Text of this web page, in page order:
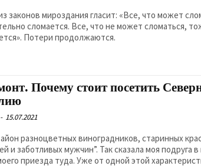
законов мироздания гласит: «Все, что может
сломается. Все, что не может сломаться,
Потери продолжаются.
Почему стоит посетить
- 15.07.2021
разноцветных виноградников, старинных красивых
и заботливых мужчин”. Так сказала моя подруга
приезда туда. Уже от одной этой